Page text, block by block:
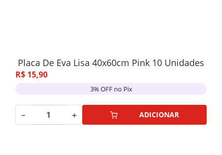
Placa De Eva Lisa 40x60cm Pink 10 Unidades
R$ 15,90
3% OFF no Pix
－ ＋ ADICIONAR